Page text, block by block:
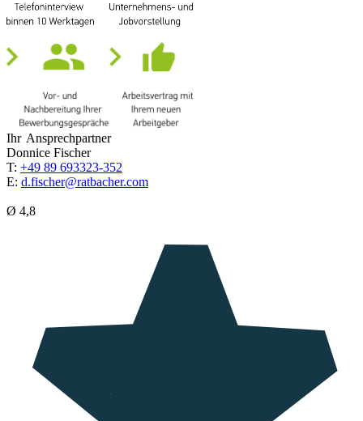
Ihr Ansprechpartner
Donnice Fischer
T: +49 89 693323-352
E: d.fischer@ratbacher.com
Ø 4,8